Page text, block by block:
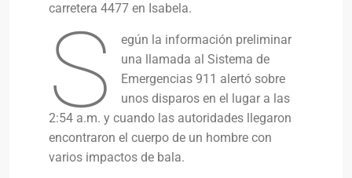
carretera 4477 en Isabela.
S
egún la información preliminar
una llamada al Sistema de
Emergencias 911 alertó sobre
unos disparos en el lugar a las
2:54 a.m. y cuando las autoridades llegaron
encontraron el cuerpo de un hombre con
varios impactos de bala.